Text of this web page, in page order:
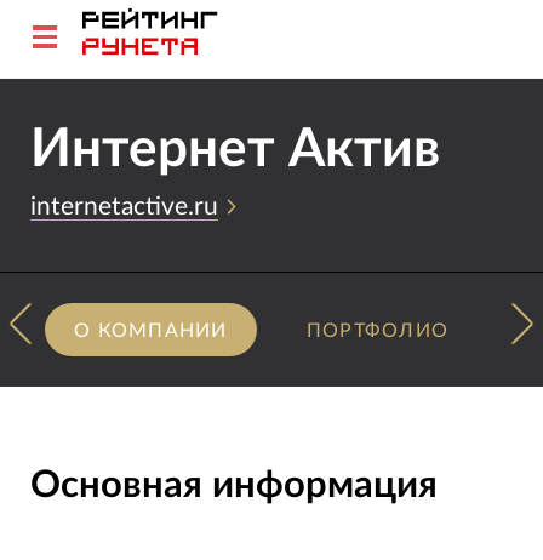
Интернет Актив
internetactive.ru
О КОМПАНИИ ПОРТФОЛИО
Основная информация